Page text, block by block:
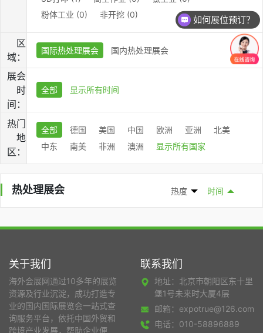
粉体工业 (0)
非开挖 (0)
区
域：
国际热处理展会 国内热处理展会
展会
时
间：
全部 显示所有时间
热门
地
区：
全部 德国 美国 中国 欧洲 亚洲
北美
中东
南美 非洲 澳洲 显示所有国家
热处理展会 热度 时间
关于我们
海外会展网通过10多年的展览
资源及行业沉淀，成功打造专
业的国内国际展览会一站式查
询服务平台，依托中国外贸和
跨境产业发展，帮助企业便
联系我们
地址：北京市朝阳区东十里
堡1号未来时大厦4层
邮箱：expotrue@126.com
电话：010-58896889
如何展位预订？